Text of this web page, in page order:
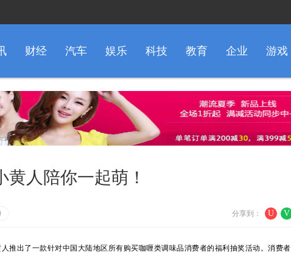
财经 汽车 娱乐 科技 教育 企业 游戏
人陪你一起萌！
U V
分享到：
出了一款针对中国大陆地区所有购买咖喱类调味品消费者的福利抽奖活动。消费者